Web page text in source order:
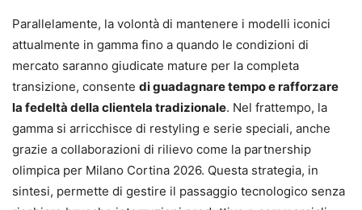
Parallelamente, la volontà di mantenere i modelli iconici
attualmente in gamma fino a quando le condizioni di
mercato saranno giudicate mature per la completa
transizione, consente di guadagnare tempo e rafforzare
la fedeltà della clientela tradizionale. Nel frattempo, la
gamma si arricchisce di restyling e serie speciali, anche
grazie a collaborazioni di rilievo come la partnership
olimpica per Milano Cortina 2026. Questa strategia, in
sintesi, permette di gestire il passaggio tecnologico senza